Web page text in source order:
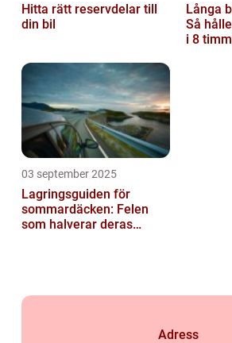
Hitta rätt reservdelar till
din bil
Långa
Så
i 8
03 september 2025
Lagringsguiden för
sommardäcken: Felen
som halverar deras
Adress